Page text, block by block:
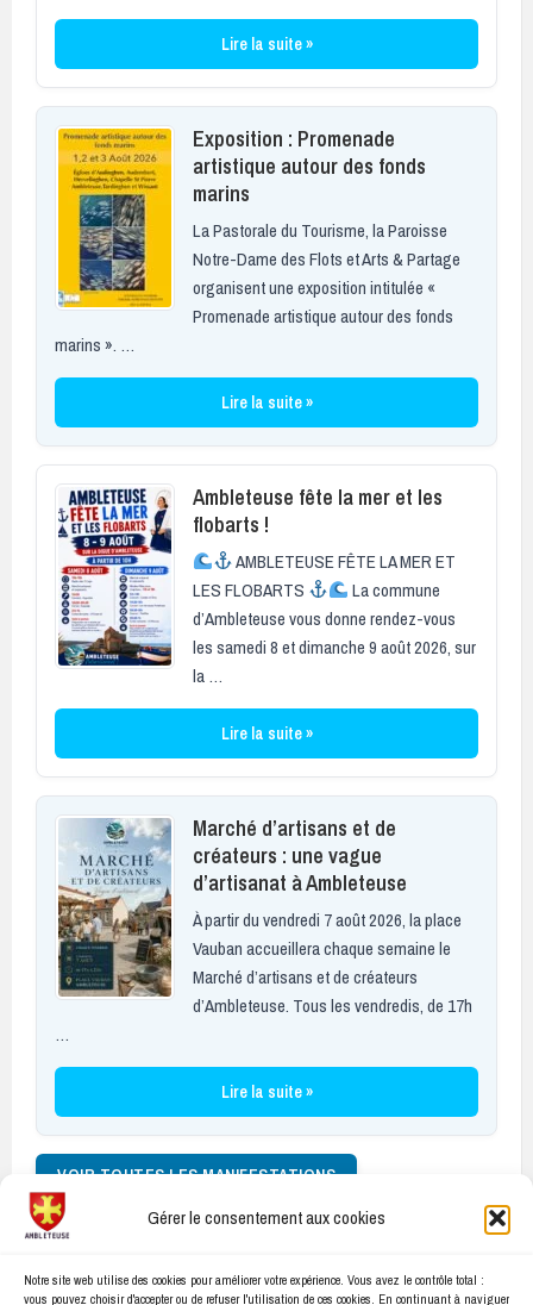
Gérer le consentement aux cookies
Notre site web utilise des cookies pour améliorer votre expérience. Vous avez le contrôle total :
vous pouvez choisir d'accepter ou de refuser l'utilisation de ces cookies. En continuant à naviguer
Lire la suite »
Exposition : Promenade
artistique autour des fonds
marins
La Pastorale du Tourisme, la Paroisse
Notre-Dame des Flots et Arts & Partage
organisent une exposition intitulée «
Promenade artistique autour des fonds
marins ». …
Lire la suite »
Ambleteuse fête la mer et les
flobarts !
AMBLETEUSE FÊTE LA MER ET
LES FLOBARTS
La commune
d’Ambleteuse vous donne rendez-vous
les samedi 8 et dimanche 9 août 2026, sur
la …
Lire la suite »
Marché d’artisans et de
créateurs : une vague
d’artisanat à Ambleteuse
À partir du vendredi 7 août 2026, la place
Vauban accueillera chaque semaine le
Marché d’artisans et de créateurs
d’Ambleteuse. Tous les vendredis, de 17h
…
Lire la suite »
VOIR TOUTES LES MANIFESTATIONS
Facebook
E-
mail